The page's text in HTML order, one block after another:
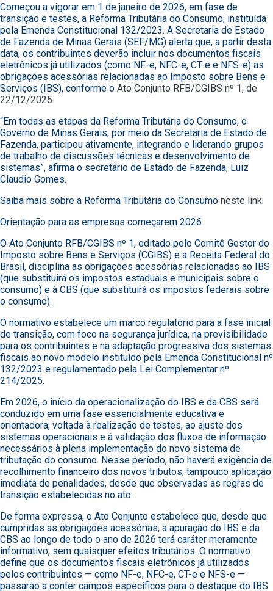
Começou a vigorar em 1 de janeiro de 2026, em fase de
transição e testes, a Reforma Tributária do Consumo, instituída
pela Emenda Constitucional 132/2023. A Secretaria de Estado
de Fazenda de Minas Gerais (SEF/MG) alerta que, a partir desta
data, os contribuintes deverão incluir nos documentos fiscais
eletrônicos já utilizados (como NF-e, NFC-e, CT-e e NFS-e) as
obrigações acessórias relacionadas ao Imposto sobre Bens e
Serviços (IBS), conforme o Ato Conjunto RFB/CGIBS nº 1, de
22/12/2025.
“Em todas as etapas da Reforma Tributária do Consumo, o
Governo de Minas Gerais, por meio da Secretaria de Estado de
Fazenda, participou ativamente, integrando e liderando grupos
de trabalho de discussões técnicas e desenvolvimento de
sistemas”, afirma o secretário de Estado de Fazenda, Luiz
Claudio Gomes.
Saiba mais sobre a Reforma Tributária do Consumo neste link.
Orientação para as empresas começarem 2026
O Ato Conjunto RFB/CGIBS nº 1, editado pelo Comitê Gestor do
Imposto sobre Bens e Serviços (CGIBS) e a Receita Federal do
Brasil, disciplina as obrigações acessórias relacionadas ao IBS
(que substituirá os impostos estaduais e municipais sobre o
consumo) e à CBS (que substituirá os impostos federais sobre
o consumo).
O normativo estabelece um marco regulatório para a fase inicial
de transição, com foco na segurança jurídica, na previsibilidade
para os contribuintes e na adaptação progressiva dos sistemas
fiscais ao novo modelo instituído pela Emenda Constitucional nº
132/2023 e regulamentado pela Lei Complementar nº
214/2025.
Em 2026, o início da operacionalização do IBS e da CBS será
conduzido em uma fase essencialmente educativa e
orientadora, voltada à realização de testes, ao ajuste dos
sistemas operacionais e à validação dos fluxos de informação
necessários à plena implementação do novo sistema de
tributação do consumo. Nesse período, não haverá exigência de
recolhimento financeiro dos novos tributos, tampouco aplicação
imediata de penalidades, desde que observadas as regras de
transição estabelecidas no ato.
De forma expressa, o Ato Conjunto estabelece que, desde que
cumpridas as obrigações acessórias, a apuração do IBS e da
CBS ao longo de todo o ano de 2026 terá caráter meramente
informativo, sem quaisquer efeitos tributários. O normativo
define que os documentos fiscais eletrônicos já utilizados
pelos contribuintes — como NF-e, NFC-e, CT-e e NFS-e —
passarão a conter campos específicos para o destaque do IBS